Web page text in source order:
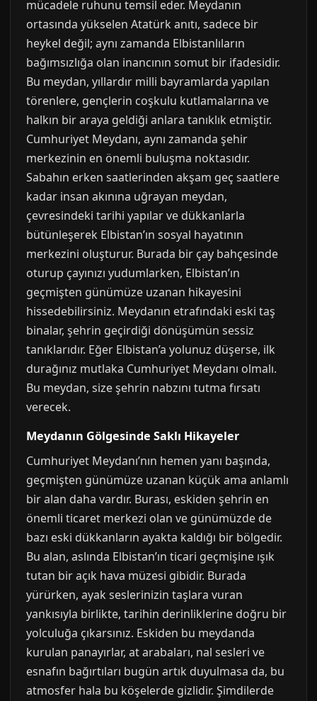
mücadele ruhunu temsil eder. Meydanın
ortasında yükselen Atatürk anıtı, sadece bir
heykel değil; aynı zamanda Elbistanlıların
bağımsızlığa olan inancının somut bir ifadesidir.
Bu meydan, yıllardır milli bayramlarda yapılan
törenlere, gençlerin coşkulu kutlamalarına ve
halkın bir araya geldiği anlara tanıklık etmiştir.
Cumhuriyet Meydanı, aynı zamanda şehir
merkezinin en önemli buluşma noktasıdır.
Sabahın erken saatlerinden akşam geç saatlere
kadar insan akınına uğrayan meydan,
çevresindeki tarihi yapılar ve dükkanlarla
bütünleşerek Elbistan’ın sosyal hayatının
merkezini oluşturur. Burada bir çay bahçesinde
oturup çayınızı yudumlarken, Elbistan’ın
geçmişten günümüze uzanan hikayesini
hissedebilirsiniz. Meydanın etrafındaki eski taş
binalar, şehrin geçirdiği dönüşümün sessiz
tanıklarıdır. Eğer Elbistan’a yolunuz düşerse, ilk
durağınız mutlaka Cumhuriyet Meydanı olmalı.
Bu meydan, size şehrin nabzını tutma fırsatı
verecek.
Meydanın Gölgesinde Saklı Hikayeler
Cumhuriyet Meydanı’nın hemen yanı başında,
geçmişten günümüze uzanan küçük ama anlamlı
bir alan daha vardır. Burası, eskiden şehrin en
önemli ticaret merkezi olan ve günümüzde de
bazı eski dükkanların ayakta kaldığı bir bölgedir.
Bu alan, aslında Elbistan’ın ticari geçmişine ışık
tutan bir açık hava müzesi gibidir. Burada
yürürken, ayak seslerinizin taşlara vuran
yankısıyla birlikte, tarihin derinliklerine doğru bir
yolculuğa çıkarsınız. Eskiden bu meydanda
kurulan panayırlar, at arabaları, nal sesleri ve
esnafın bağırtıları bugün artık duyulmasa da, bu
atmosfer hala bu köşelerde gizlidir. Şimdilerde